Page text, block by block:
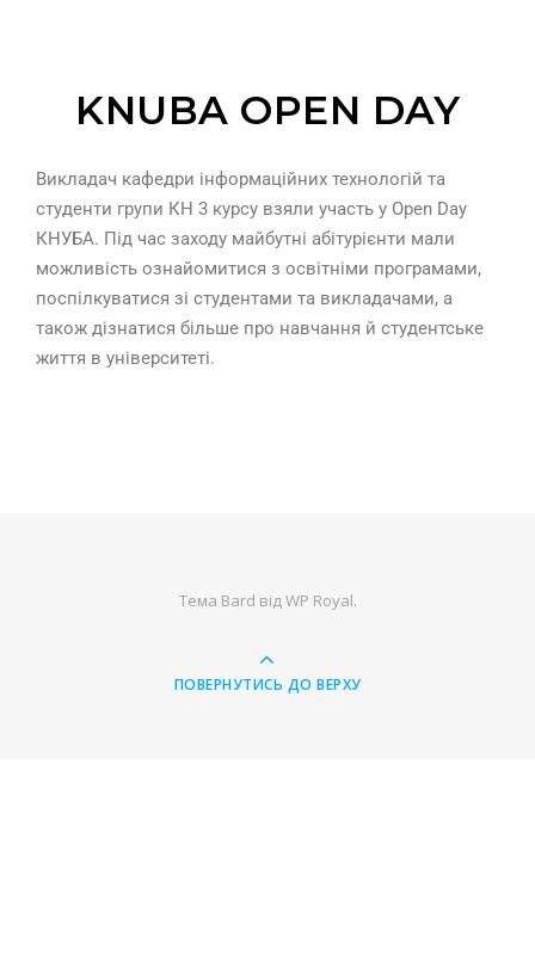
KNUBA OPEN DAY
Викладач кафедри інформаційних технологій та
студенти групи КН 3 курсу взяли участь у Open Day
КНУБА. Під час заходу майбутні абітурієнти мали
можливість ознайомитися з освітніми програмами,
поспілкуватися зі студентами та викладачами, а
також дізнатися більше про навчання й студентське
життя в університеті.
Тема Bard відWP Royal.
ПОВЕРНУТИСЬ ДО ВЕРХУ